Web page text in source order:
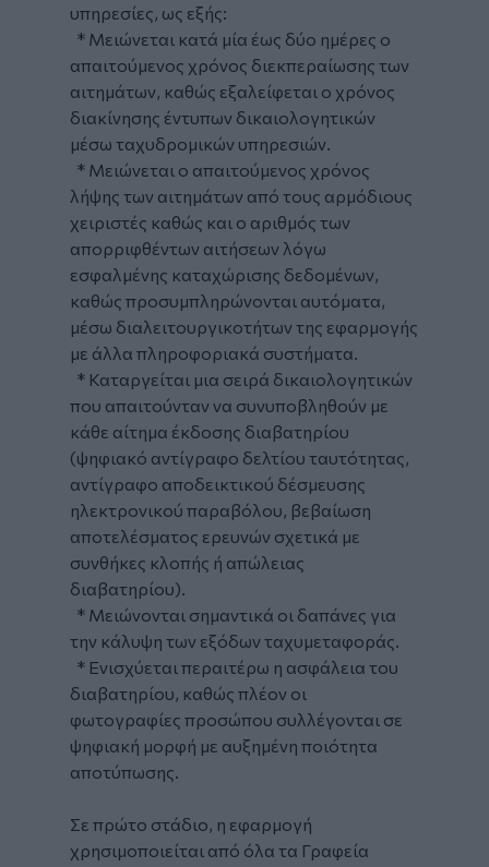
υπηρεσίες, ως εξής:
* Μειώνεται κατά μία έως δύο ημέρες ο
απαιτούμενος χρόνος διεκπεραίωσης των
αιτημάτων, καθώς εξαλείφεται ο χρόνος
διακίνησης έντυπων δικαιολογητικών
μέσω ταχυδρομικών υπηρεσιών.
* Μειώνεται ο απαιτούμενος χρόνος
λήψης των αιτημάτων από τους αρμόδιους
χειριστές καθώς και ο αριθμός των
απορριφθέντων αιτήσεων λόγω
εσφαλμένης καταχώρισης δεδομένων,
καθώς προσυμπληρώνονται αυτόματα,
μέσω διαλειτουργικοτήτων της εφαρμογής
με άλλα πληροφοριακά συστήματα.
* Καταργείται μια σειρά δικαιολογητικών
που απαιτούνταν να συνυποβληθούν με
κάθε αίτημα έκδοσης διαβατηρίου
(ψηφιακό αντίγραφο δελτίου ταυτότητας,
αντίγραφο αποδεικτικού δέσμευσης
ηλεκτρονικού παραβόλου, βεβαίωση
αποτελέσματος ερευνών σχετικά με
συνθήκες κλοπής ή απώλειας
διαβατηρίου).
* Μειώνονται σημαντικά οι δαπάνες για
την κάλυψη των εξόδων ταχυμεταφοράς.
* Ενισχύεται περαιτέρω η ασφάλεια του
διαβατηρίου, καθώς πλέον οι
φωτογραφίες προσώπου συλλέγονται σε
ψηφιακή μορφή με αυξημένη ποιότητα
αποτύπωσης.
Σε πρώτο στάδιο, η εφαρμογή
χρησιμοποιείται από όλα τα Γραφεία